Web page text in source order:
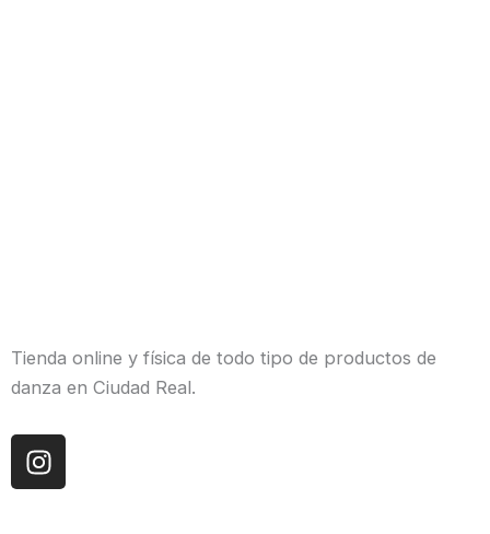
Tienda online y física de todo tipo de productos de
danza en Ciudad Real.
I
n